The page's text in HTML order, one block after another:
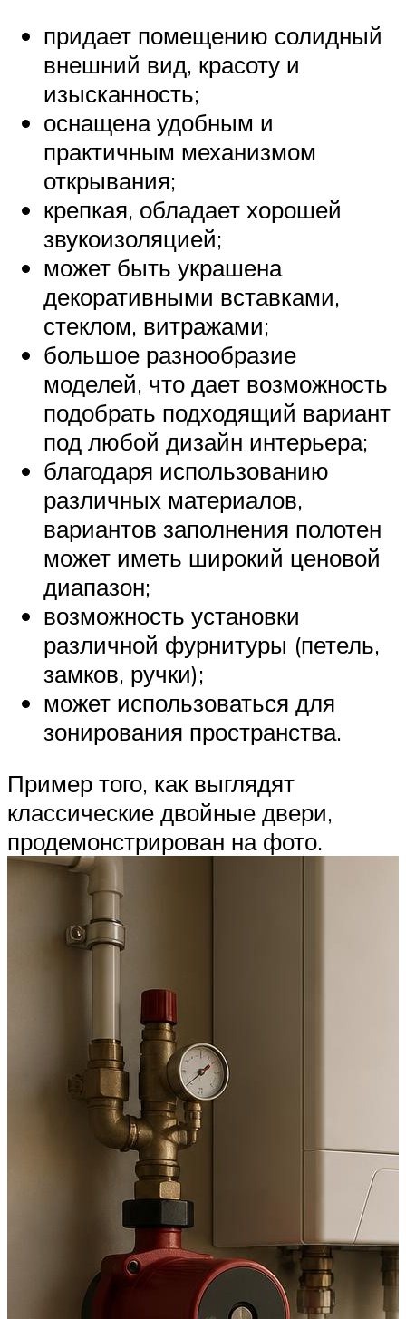
придает помещению солидный
внешний вид, красоту и
изысканность;
оснащена удобным и
практичным механизмом
открывания;
крепкая, обладает хорошей
звукоизоляцией;
может быть украшена
декоративными вставками,
стеклом, витражами;
большое разнообразие
моделей, что дает возможность
подобрать подходящий вариант
под любой дизайн интерьера;
благодаря использованию
различных материалов,
вариантов заполнения полотен
может иметь широкий ценовой
диапазон;
возможность установки
различной фурнитуры (петель,
замков, ручки);
может использоваться для
зонирования пространства.
Пример того, как выглядят
классические двойные двери,
продемонстрирован на фото.